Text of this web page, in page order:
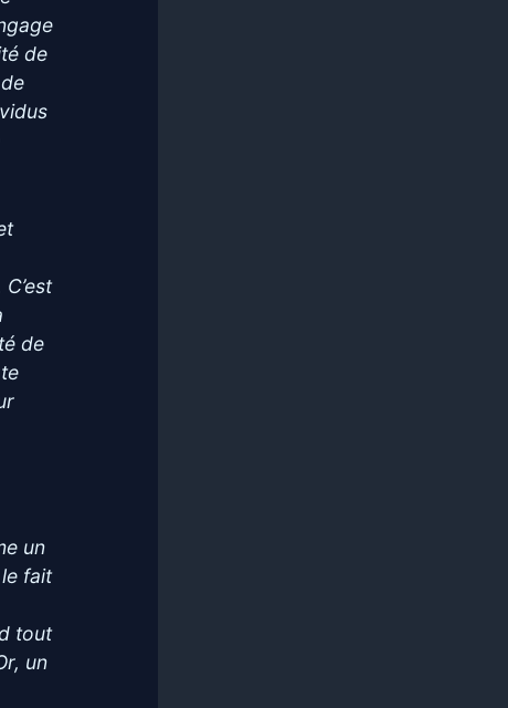
de
de
un
fait
tout
un